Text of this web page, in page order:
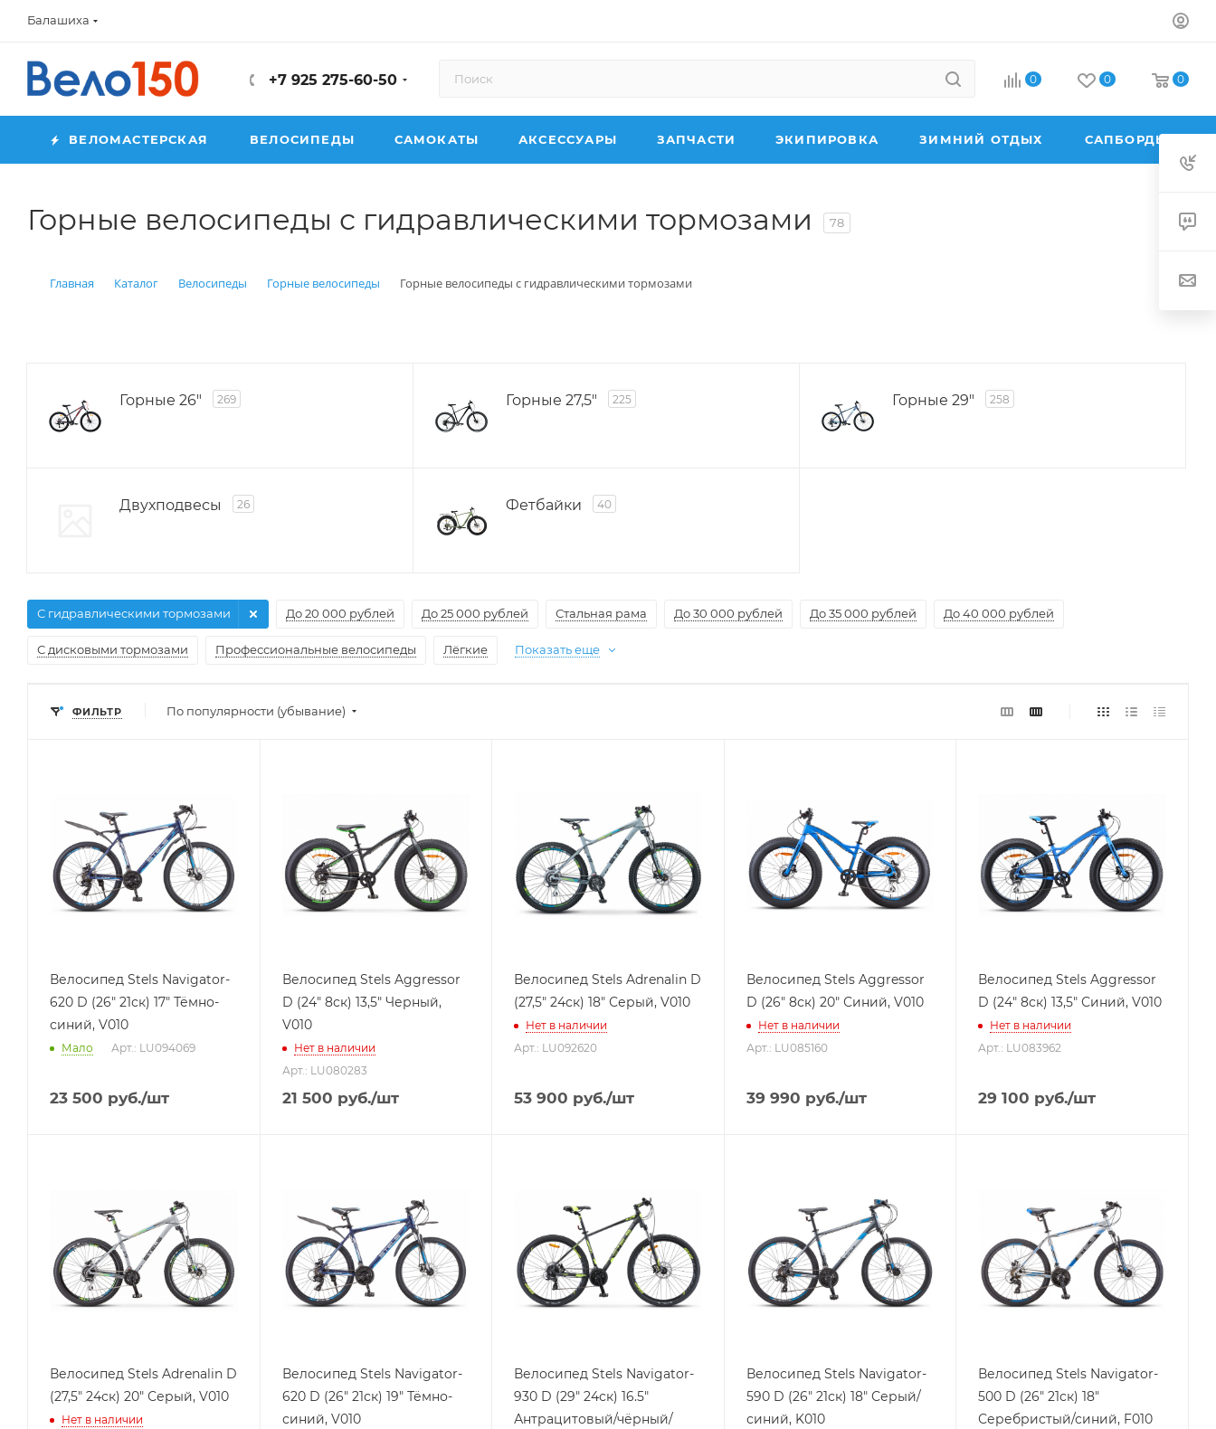
Балашиха
+7 925 275-60-50 0 0 0
ВЕЛОМАСТЕРСКАЯ ВЕЛОСИПЕДЫ САМОКАТЫ АКСЕССУАРЫ ЗАПЧАСТИ ЭКИПИРОВКА ЗИМНИЙ ОТДЫХ САПБОРДЫ
Горные велосипеды с гидравлическими тормозами 78
Главная Каталог Велосипеды Горные велосипеды Горные велосипеды с гидравлическими тормозами
Горные 26" 269 Горные 27,5" 225 Горные 29" 258
Двухподвесы 26 Фетбайки 40
До 20 000 рублей До 25 000 рублей Стальная рама До 30 000 рублей До 35 000 рублей До 40 000 рублей
С дисковыми тормозами
С гидравлическими тормозами
Профессиональные велосипеды Лёгкие Показать еще
ФИЛЬТР По популярности (убывание)
Велосипед Stels Navigator-
620 D (26" 21ск) 17" Тёмно-
синий, V010
Мало Арт.: LU094069
23 500 руб./шт
Велосипед Stels Aggressor
D (24" 8ск) 13,5" Черный,
V010
Нет в наличии
Арт.: LU080283
21 500 руб./шт
Велосипед Stels Adrenalin D
(27,5" 24ск) 18" Серый, V010
Нет в наличии
Арт.: LU092620
53 900 руб./шт
Велосипед Stels Aggressor
D (26" 8ск) 20" Синий, V010
Нет в наличии
Арт.: LU085160
39 990 руб./шт
Велосипед Stels Aggressor
D (24" 8ск) 13,5" Синий, V010
Нет в наличии
Арт.: LU083962
29 100 руб./шт
Велосипед Stels Adrenalin D
(27,5" 24ск) 20" Серый, V010
Нет в наличии
Велосипед Stels Navigator-
620 D (26" 21ск) 19" Тёмно-
синий, V010
Велосипед Stels Navigator-
930 D (29" 24ск) 16.5"
Антрацитовый/чёрный/
Велосипед Stels Navigator-
590 D (26" 21ск) 18" Серый/
синий, K010
Велосипед Stels Navigator-
500 D (26" 21ск) 18"
Серебристый/синий, F010